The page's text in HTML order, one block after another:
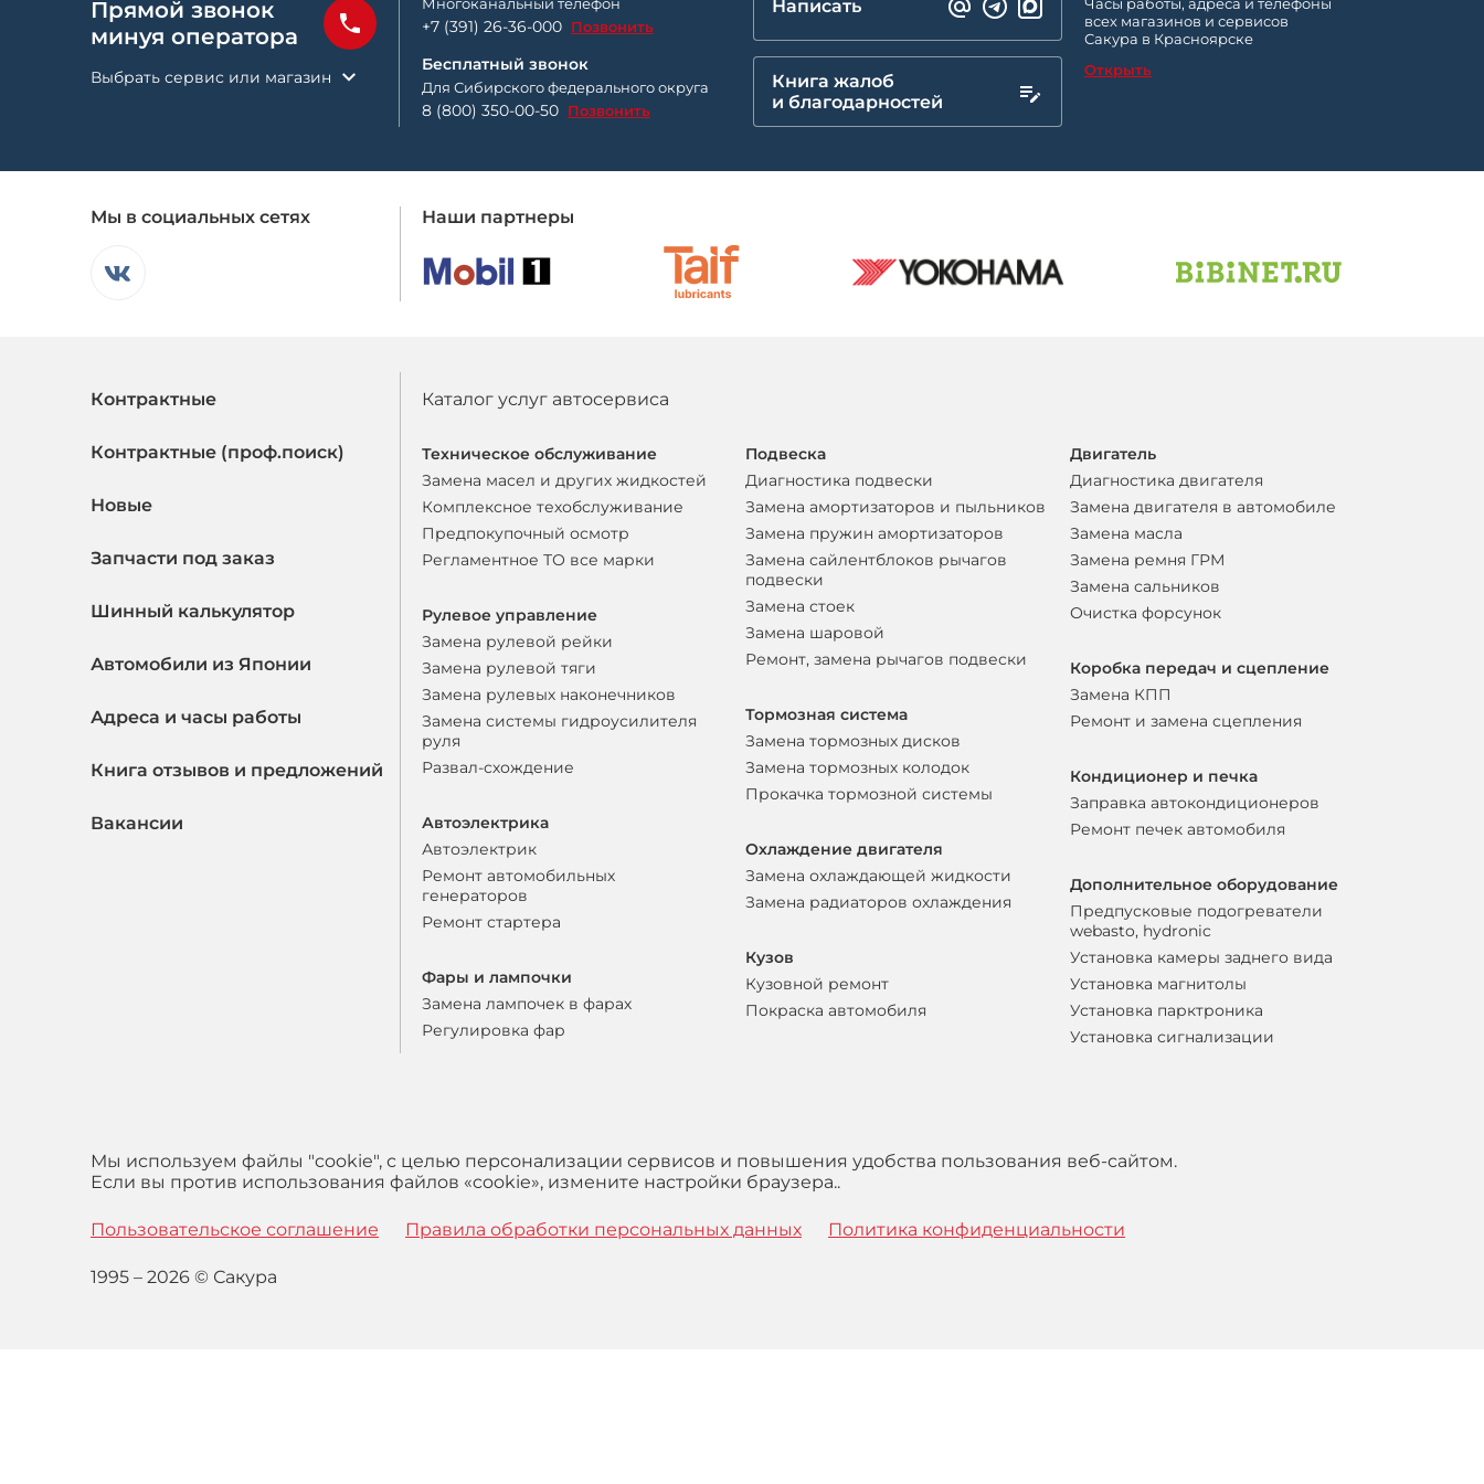
Прямой звонок
минуя оператора
Выбрать сервис или магазин
+7 (391) 26-36-000 Позвонить
Бесплатный звонок
Для Сибирского федерального округа
8 (800) 350-00-50 Позвонить
Написать
Книга жалоб
и благодарностей
всех магазинов и сервисов
Сакура в Красноярске
Открыть
Мы в социальных сетях Наши партнеры
Контрактные
Контрактные (проф.поиск)
Новые
Запчасти под заказ
Шинный калькулятор
Автомобили из Японии
Адреса и часы работы
Книга отзывов и предложений
Вакансии
Каталог услуг автосервиса
Техническое обслуживание
Замена масел и других жидкостей
Комплексное техобслуживание
Предпокупочный осмотр
Регламентное ТО все марки
Рулевое управление
Замена рулевой рейки
Замена рулевой тяги
Замена рулевых наконечников
Замена системы гидроусилителя
руля
Развал-схождение
Автоэлектрика
Автоэлектрик
Ремонт автомобильных
генераторов
Ремонт стартера
Фары и лампочки
Замена лампочек в фарах
Регулировка фар
Подвеска
Диагностика подвески
Замена амортизаторов и пыльников
Замена пружин амортизаторов
Замена сайлентблоков рычагов
подвески
Замена стоек
Замена шаровой
Ремонт, замена рычагов подвески
Тормозная система
Замена тормозных дисков
Замена тормозных колодок
Прокачка тормозной системы
Охлаждение двигателя
Замена охлаждающей жидкости
Замена радиаторов охлаждения
Кузов
Кузовной ремонт
Покраска автомобиля
Двигатель
Диагностика двигателя
Замена двигателя в автомобиле
Замена масла
Замена ремня ГРМ
Замена сальников
Очистка форсунок
Коробка передач и сцепление
Замена КПП
Ремонт и замена сцепления
Кондиционер и печка
Заправка автокондиционеров
Ремонт печек автомобиля
Дополнительное оборудование
Предпусковые подогреватели
webasto, hydronic
Установка камеры заднего вида
Установка магнитолы
Установка парктроника
Установка сигнализации
Мы используем файлы "cookie", с целью персонализации сервисов и повышения удобства пользования веб-сайтом.
Если вы против использования файлов «cookie», измените настройки браузера..
Пользовательское соглашение Правила обработки персональных данных Политика конфиденциальности
1995 – 2026 © Сакура